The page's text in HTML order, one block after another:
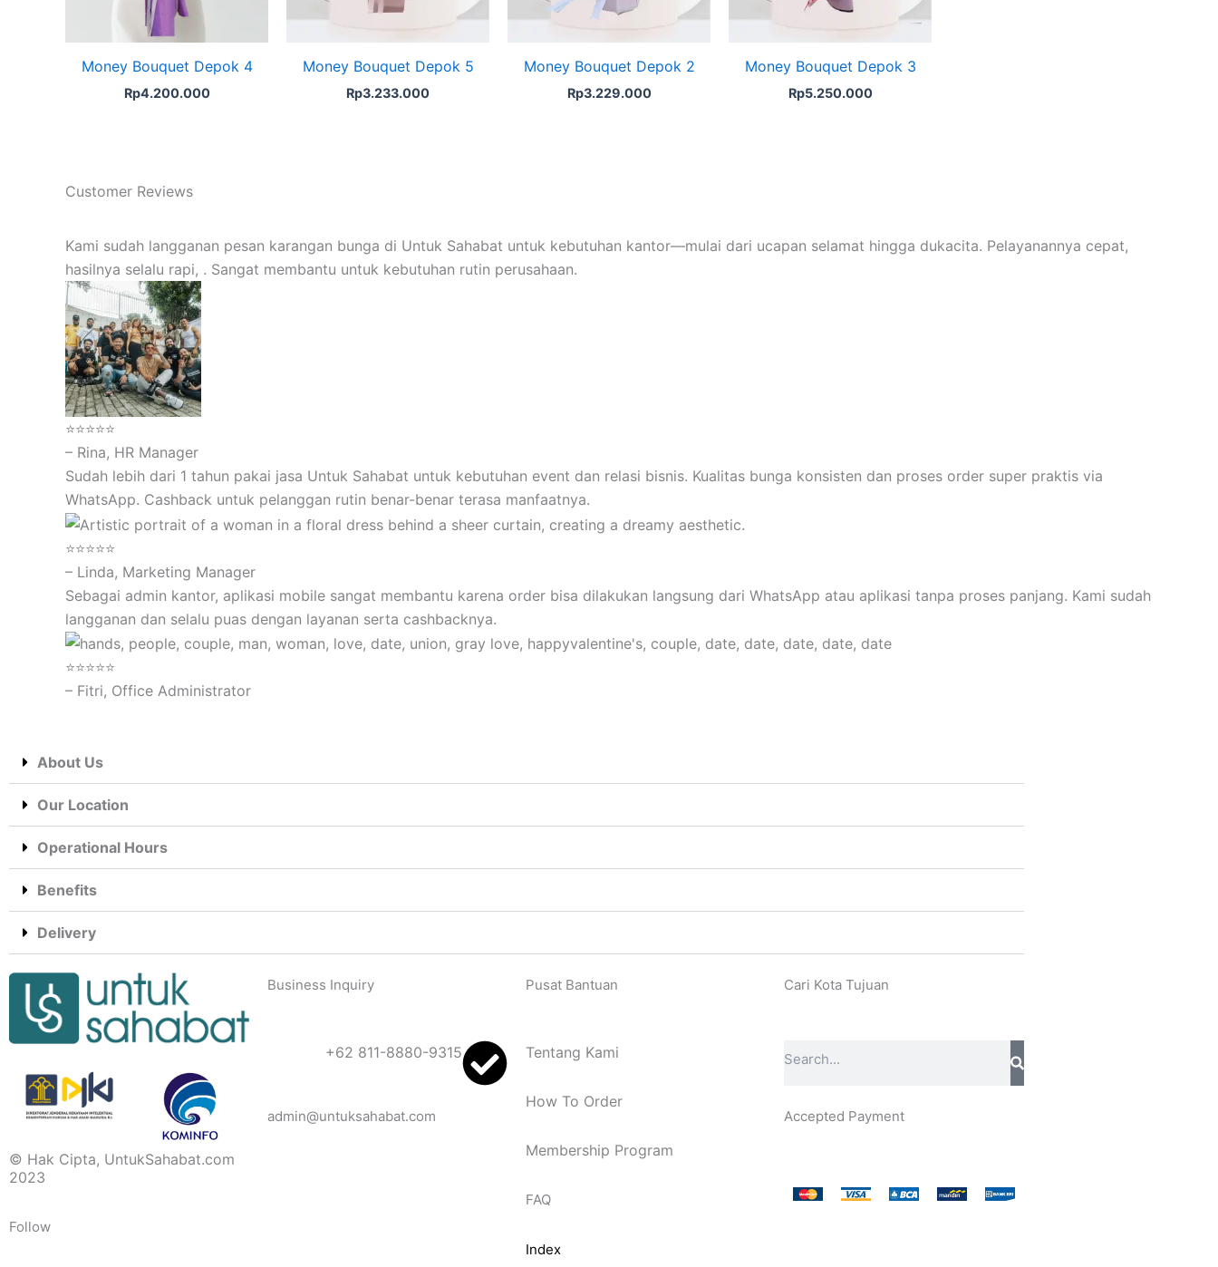
Money Bouquet Depok 4
Rp4.200.000
Money Bouquet Depok 5
Rp3.233.000
Money Bouquet Depok 2
Rp3.229.000
Money Bouquet Depok 3
Rp5.250.000
Customer Reviews
Kami sudah langganan pesan karangan bunga di Untuk Sahabat untuk kebutuhan kantor—mulai dari ucapan selamat hingga dukacita. Pelayanannya cepat,
hasilnya selalu rapi, . Sangat membantu untuk kebutuhan rutin perusahaan.
⭐⭐⭐⭐⭐
– Rina, HR Manager
Sudah lebih dari 1 tahun pakai jasa Untuk Sahabat untuk kebutuhan event dan relasi bisnis. Kualitas bunga konsisten dan proses order super praktis via
WhatsApp. Cashback untuk pelanggan rutin benar-benar terasa manfaatnya.
⭐⭐⭐⭐⭐
– Linda, Marketing Manager
Sebagai admin kantor, aplikasi mobile sangat membantu karena order bisa dilakukan langsung dari WhatsApp atau aplikasi tanpa proses panjang. Kami sudah
langganan dan selalu puas dengan layanan serta cashbacknya.
⭐⭐⭐⭐⭐
– Fitri, Office Administrator
About Us
Our Location
Operational Hours
Benefits
Delivery
© Hak Cipta, UntukSahabat.com
2023
Follow
Business Inquiry
+62 811-8880-9315
admin@untuksahabat.com
Pusat Bantuan
Tentang Kami
How To Order
Membership Program
FAQ
Index
Cari Kota Tujuan
Accepted Payment